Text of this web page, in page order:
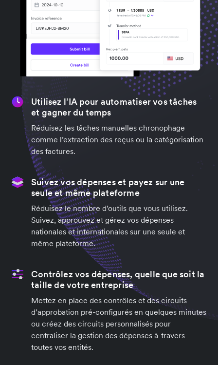
Utilisez l’IA pour automatiser vos tâches
et gagner du temps
Réduisez les tâches manuelles chronophage
comme l’extraction des reçus ou la catégorisation
des factures.
Suivez vos dépenses et payez sur une
seule et même plateforme
Réduisez le nombre d’outils que vous utilisez.
Suivez, approuvez et gérez vos dépenses
nationales et internationales sur une seule et
même plateforme.
Contrôlez vos dépenses, quelle que soit la
taille de votre entreprise
Mettez en place des contrôles et des circuits
d’approbation pré-configurés en quelques minutes
ou créez des circuits personnalisés pour
centraliser la gestion des dépenses à-travers
toutes vos entités.